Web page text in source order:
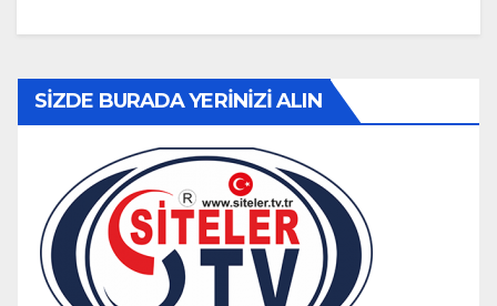
SİZDE BURADA YERİNİZİ ALIN